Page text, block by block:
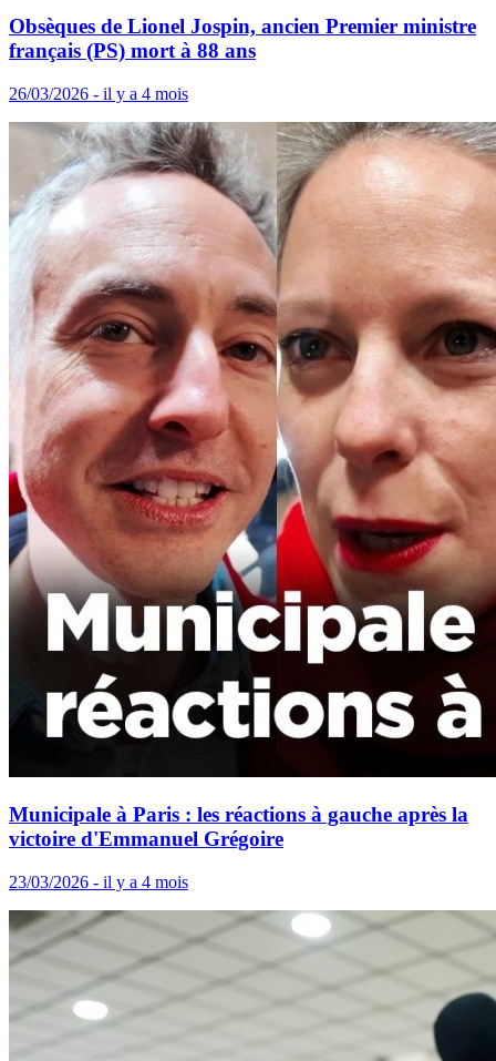
Obsèques de Lionel Jospin, ancien Premier ministre
français (PS) mort à 88 ans
26/03/2026 - il y a 4 mois
Municipale à Paris : les réactions à gauche après la
victoire d'Emmanuel Grégoire
23/03/2026 - il y a 4 mois